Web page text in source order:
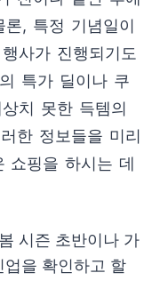
, 특정 기념일이
사가 진행되기도
특가 딜이나 쿠
치 못한 득템의
한 정보들을 미리
쇼핑을 하시는 데
시즌 초반이나 가
을 확인하고 할